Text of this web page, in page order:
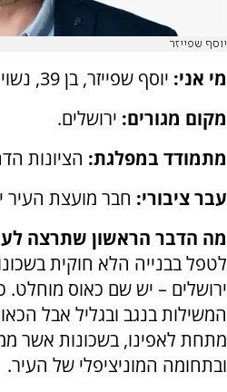
יוסף שפייזר
מי אני: יוסף שפייזר, בן 39, נשוי + 3.
מקום מגורים: ירושלים.
מתמודד במפלגת: הציונות
עבר ציבורי: חבר מועצת העיר
מה הדבר הראשון שתרצה
לטפל בבנייה הלא חוקית
ירושלים – יש שם כאוס מוחלט.
המשילות בנגב ובגליל אבל
מתחת לאפינו, בשכונות אשר
ובתחומה המוניציפלי של העיר.